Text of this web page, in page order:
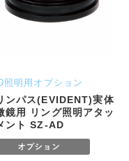
照明用オプション
ンパス(EVIDENT)実体
鏡用 リング照明アタッ
ント SZ-AD